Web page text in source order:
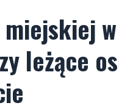
leżące